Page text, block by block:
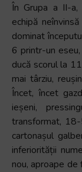
În Grupa a II-
echipă
dominat
6 printr-un
ducă scorul la
mai târziu,
Încet, încet
ieșeni,
transformat,
cartonașul
inferiorității
nou, aproape de